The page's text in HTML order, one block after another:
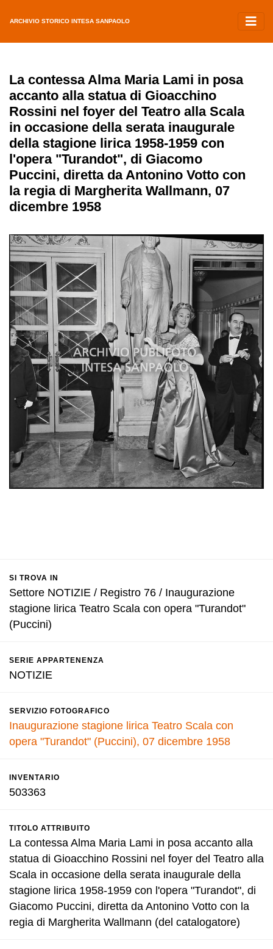
ARCHIVIO STORICO INTESA SANPAOLO
La contessa Alma Maria Lami in posa
accanto alla statua di Gioacchino
Rossini nel foyer del Teatro alla Scala
in occasione della serata inaugurale
della stagione lirica 1958-1959 con
l'opera "Turandot", di Giacomo
Puccini, diretta da Antonino Votto con
la regia di Margherita Wallmann, 07
dicembre 1958
SI TROVA IN
Settore NOTIZIE / Registro 76 / Inaugurazione
stagione lirica Teatro Scala con opera "Turandot"
(Puccini)
SERIE APPARTENENZA
NOTIZIE
SERVIZIO FOTOGRAFICO
Inaugurazione stagione lirica Teatro Scala con
opera "Turandot" (Puccini), 07 dicembre 1958
INVENTARIO
503363
TITOLO ATTRIBUITO
La contessa Alma Maria Lami in posa accanto alla
statua di Gioacchino Rossini nel foyer del Teatro alla
Scala in occasione della serata inaugurale della
stagione lirica 1958-1959 con l'opera "Turandot", di
Giacomo Puccini, diretta da Antonino Votto con la
regia di Margherita Wallmann (del catalogatore)